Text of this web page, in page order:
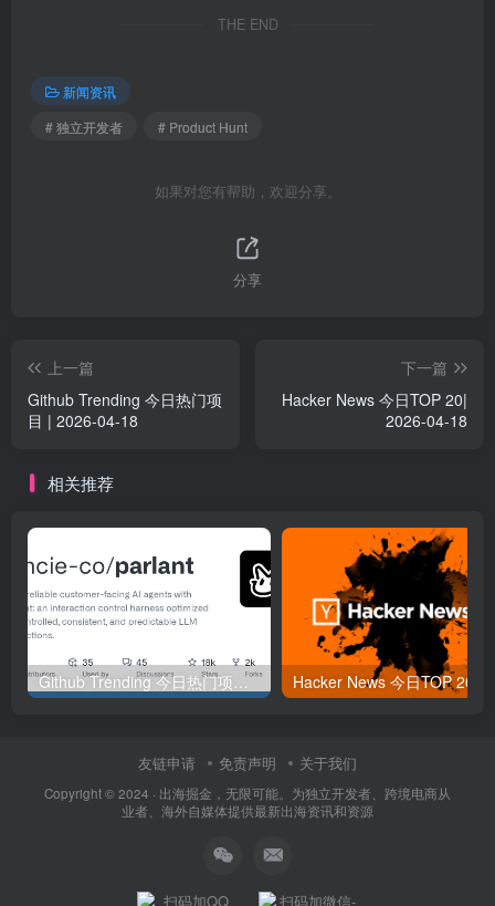
THE END
新闻资讯
# 独立开发者
# Product Hunt
如果对您有帮助，欢迎分享。
分享
上一篇
Github Trending 今日热门项
目 | 2026-04-18
下一篇
Hacker News 今日TOP 20|
2026-04-18
相关推荐
Github Trending 今日热门项目 | 2025-09-06
友链申请 免责声明 关于我们
Copyright © 2024 · 出海掘金，无限可能。为独立开发者、跨境电商从
业者、海外自媒体提供最新出海资讯和资源